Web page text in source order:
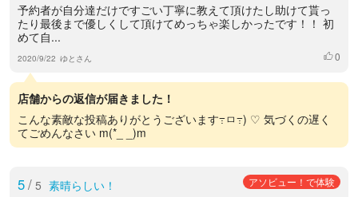
予約者が自分達だけですごい丁寧に教えて頂けたし助けて貰っ
たり最後まで優しくして頂けてめっちゃ楽しかったです！！ 初
めて自...
2020/9/22 ゆとさん いいね
0
店舗からの返信が届きました！
こんな素敵な投稿ありがとうございます߹ㅁ߹) ♡ 気づくの遅く
てごめんなさい m(*_ _)m
5/ 5 素晴らしい！ アソビュー！で体験